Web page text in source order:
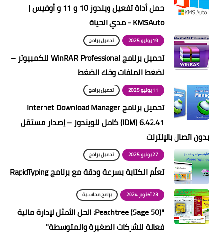
حمل أداة تفعيل ويندوز 10 و 11 و أوفيس |
KMSAuto - مدي الحياة
19 يوليو 2025 تحميل برامج
تحميل برنامج WinRAR Professional للكمبيوتر –
لضغط الملفات وفك الضغط
11 يوليو 2025 تحميل برامج
تحميل برنامج Internet Download Manager
(IDM) 6.42.41 كامل للويندوز – إصدار مستقل
بدون اتصال بالإنترنت
27 يونيو 2025 تحميل برامج
تعلّم الكتابة بسرعة ودقة مع برنامج RapidTyping
23 أكتوبر 2024 برامج محاسبية
"Peachtree (Sage 50): الحل الأمثل لإدارة مالية
فعالة للشركات الصغيرة والمتوسطة"